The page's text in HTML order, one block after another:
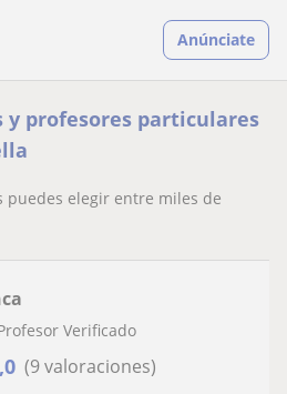
Anúnciate
y profesores particulares
puedes elegir entre miles de
Verificado
(9 valoraciones)